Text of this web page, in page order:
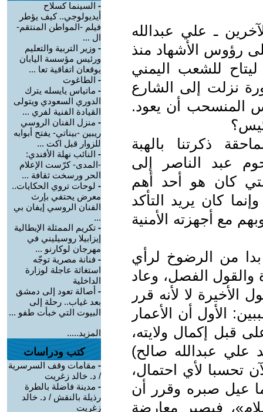
ـ علي عبدالله
رؤوس الأشهاد منذ
للشعب اليمني
نزلت إلى الشارع
المنسحب أن يعود.
ذكرتنا بالهبة
عبد الناصر إلى
هزيمة حزيران 1967 التي كان هو أحد أهم
كان يريد التأكد
مع أجهزته الأمنية
من الرضوخ لرأي
الفصل، وعاد
الأخيرة لا لأنه قرر
الأول أن الأعمار
قبل إكمال ولايته،
علي عبدالله صالح)
تحسبا لأي احتمال،
(7 سنوات) ربما عيل صبره وقرر أن
فيصير معارضة
- السينما كسلاح
أيديولوجي.. كيف يؤطر
فيلم -المواطن المنتقم-
ال ...
- وزير التربية والتعليم
ورئيس مؤسسة اليابان
يوقعان اتفاقية تعا ...
- الطاغوت
- ماتياس يايسله يترك
الدوري السعودي ويتولى
القيادة الفنية لفري ...
- منزل الفنان الروسي
ريبين -بيناتي- يفتح أبوابه
للزوار قبل اكت ...
- النائب نهلة الأفندي:
-المدى- كرّست الإعلام
الحر ورسخت ثقافة ...
- لوحات تروي الحكايات..
معرض يحتفي بإرث
الفنان الروسي إيفان بي
...
- تكريم الممثلة الإيطالية
إيزابيلا روسيليني في
مهرجان لوكارنو ...
- فنانة مصرية توجّه
استغاثة عاجلة لوزارة
الداخلية
- أصالة تعود إلى دمشق
بعد غياب.. رحلة إلى
البيوت التي خبأت طفو ...
المزيد.....
كتب ودراسات
- مقامات وقف السرسرية
/ د. خالد زغريت
- مدينة فاضلة بالطرة
رذيلة بالنقش / د. خالد
زغريت